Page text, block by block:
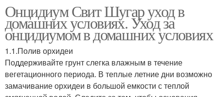
Онцидиум Свит Шугар уход в
домашних условиях. Уход за
онцидиумом в домашних условиях
1.1.Полив орхидеи
Поддерживайте грунт слегка влажным в течение
вегетационного периода. В теплые летние дни возможно
замачивание орхидеи в большой емкости с теплой